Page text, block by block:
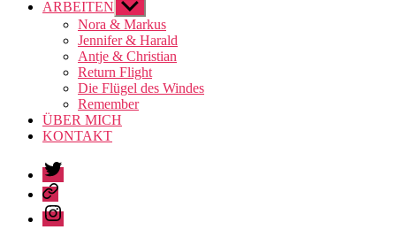
ARBEITEN Untermenü
anzeigen
Nora & Markus
Jennifer & Harald
Antje & Christian
Return Flight
Die Flügel des Windes
Remember
ÜBER MICH
KONTAKT
Twitter
Pinterest
Instagram